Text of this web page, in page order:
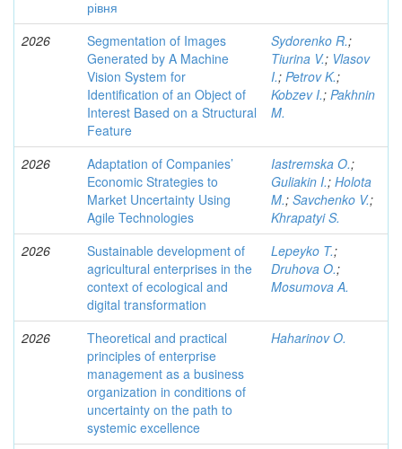
рівня
2026
Segmentation of Images
Generated by A Machine
Vision System for
Identification of an Object of
Interest Based on a Structural
Feature
Sydorenko R.;
Tiurina V.; Vlasov
I.; Petrov K.;
Kobzev I.; Pakhnin
M.
2026
Adaptation of Companies’
Economic Strategies to
Market Uncertainty Using
Agile Technologies
Iastremska O.;
Guliakin I.; Holota
M.; Savchenko V.;
Khrapatyi S.
2026
Sustainable development of
agricultural enterprises in the
context of ecological and
digital transformation
Lepeyko T.;
Druhova O.;
Mosumova A.
2026
Theoretical and practical
principles of enterprise
management as a business
organization in conditions of
uncertainty on the path to
systemic excellence
Haharinov O.